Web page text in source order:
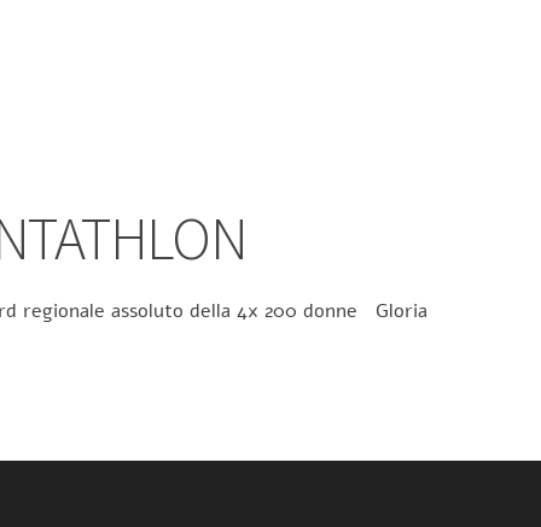
regionale assoluto della 4x 200 donne Gloria